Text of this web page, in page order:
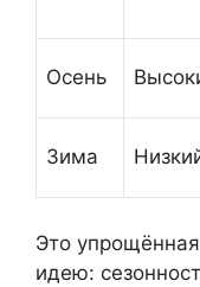
Осень
Зима
Это
идею: